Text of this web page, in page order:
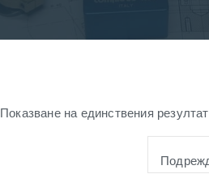
Показване на единствения резултат